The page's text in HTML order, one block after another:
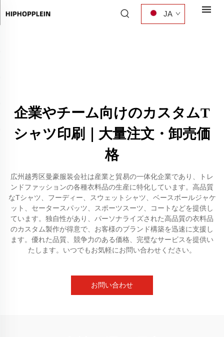
JA
企業やチーム向けのカスタムT
シャツ印刷｜大量注文・卸売価
格
広州越秀区曼豪服装会社は産業と貿易の一体化企業であり、トレ
ンドファッションの各種衣料品の生産に特化しています。高品質
なTシャツ、フーディー、スウェットシャツ、ベースボールジャケ
ット、セータースパッツ、スポーツスーツ、コートなどを提供し
ています。独自性があり、パーソナライズされた高品質の衣料品
のカスタム製作が得意で、お客様のブランド構築を迅速に支援し
ます。優れた品質、競争力のある価格、完璧なサービスを提供い
たします。いつでもお気軽にお問い合わせください。
お問い合わせ